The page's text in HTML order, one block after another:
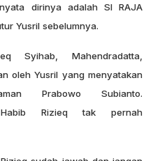
dirinya adalah SI RAJA
Yusril sebelumnya.
Syihab, Mahendradatta,
oleh Yusril yang menyatakan
Prabowo Subianto.
Habib Rizieq tak pernah